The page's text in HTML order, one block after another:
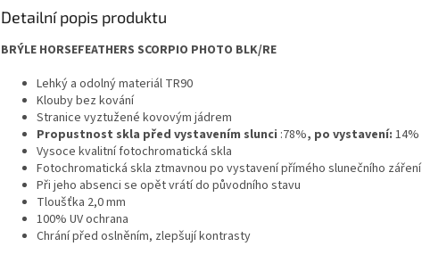
Detailní popis produktu
BRÝLE HORSEFEATHERS SCORPIO PHOTO BLK/RE
Lehký a odolný materiál TR90
Klouby bez kování
Stranice vyztužené kovovým jádrem
Propustnost skla před vystavením slunci :78%, po vystavení: 14%
Vysoce kvalitní fotochromatická skla
Fotochromatická skla ztmavnou po vystavení přímého slunečního záření
Při jeho absenci se opět vrátí do původního stavu
Tloušťka 2,0 mm
100% UV ochrana
Chrání před oslněním, zlepšují kontrasty